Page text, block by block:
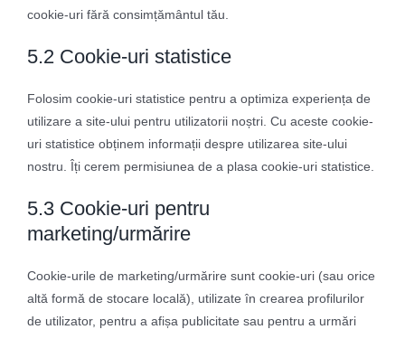
cookie-uri fără consimțământul tău.
5.2 Cookie-uri statistice
Folosim cookie-uri statistice pentru a optimiza experiența de
utilizare a site-ului pentru utilizatorii noștri. Cu aceste cookie-
uri statistice obținem informații despre utilizarea site-ului
nostru. Îți cerem permisiunea de a plasa cookie-uri statistice.
5.3 Cookie-uri pentru
marketing/urmărire
Cookie-urile de marketing/urmărire sunt cookie-uri (sau orice
altă formă de stocare locală), utilizate în crearea profilurilor
de utilizator, pentru a afișa publicitate sau pentru a urmări